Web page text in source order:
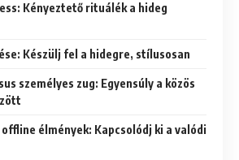
Kényeztető rituálék a hideg
Készülj fel a hidegre, stílusosan
személyes zug: Egyensúly a közös
élmények: Kapcsolódj ki a valódi